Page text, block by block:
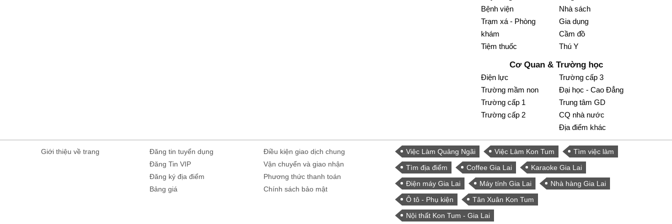
Bệnh viện
Trạm xá - Phòng
khám
Tiệm thuốc
Nhà sách
Gia dụng
Cầm đồ
Thú Y
Cơ Quan & Trường học
Điện lực
Trường mầm non
Trường cấp 1
Trường cấp 2
Trường cấp 3
Đại học - Cao Đẳng
Trung tâm GD
CQ nhà nước
Địa điểm khác
Giới thiệu về trang
Đăng tin tuyển dụng
Đăng Tin VIP
Đăng ký địa điểm
Bảng giá
Điều kiện giao dịch chung
Vận chuyển và giao nhận
Phương thức thanh toán
Chính sách bảo mật
Việc Làm Quảng Ngãi Việc Làm Kon Tum
Tìm việc làm
Tìm địa điểm
Coffee Gia Lai
Karaoke Gia Lai
Điện máy Gia Lai
Máy tính Gia Lai
Nhà hàng Gia Lai
Ô tô - Phụ kiện
Tân Xuân Kon Tum
Nội thất Kon Tum - Gia Lai